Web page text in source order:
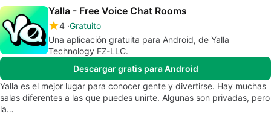
Yalla - Free Voice Chat Rooms
4 Gratuito
Una aplicación gratuita para Android, de Yalla
Technology FZ-LLC.
Descargar gratis para Android
Yalla es el mejor lugar para conocer gente y divertirse. Hay muchas
salas diferentes a las que puedes unirte. Algunas son privadas, pero
la…